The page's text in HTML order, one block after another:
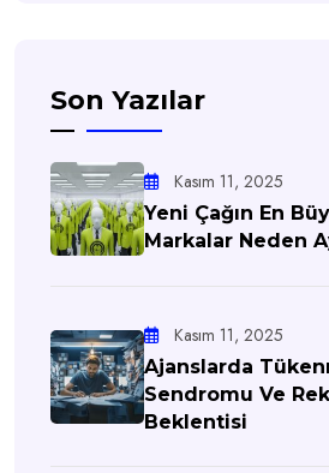
Son Yazılar
Kasım 11, 2025
Yeni Çağın En
Markalar Neden
Kasım 11, 2025
Ajanslarda
Sendromu Ve
Beklentisi